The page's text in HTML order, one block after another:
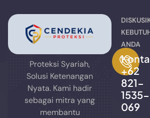
Proteksi Syariah,
Solusi Ketenangan
Nyata. Kami hadir
sebagai mitra yang
membantu
ANDA
+62
821-
1535-
069